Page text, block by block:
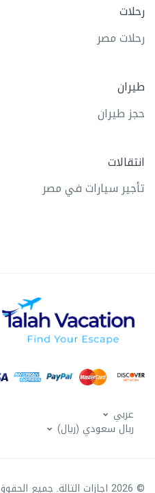
رحلات
رحلات مصر
طيران
حجز طيران
انتقالات
تأجير سيارات في مصر
عربي
ربال سعودي (ريال)
© 2026 اجازات التالة. جميع الحقوق محفوظة